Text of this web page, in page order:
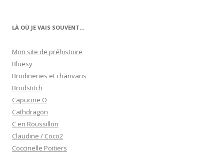
LÀ OÙ JE VAIS SOUVENT…
Mon site de préhistoire
Bluesy
Brodineries et charivaris
Brodstitch
Capucine O
Cathdragon
C en Roussillon
Claudine / Coco2
Coccinelle Poitiers